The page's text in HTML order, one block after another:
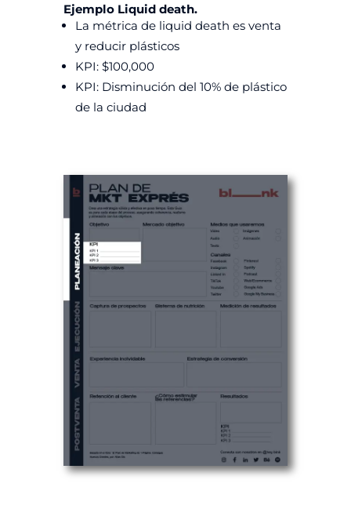
Ejemplo Liquid death.
La métrica de liquid death es venta
y reducir plásticos
KPI: $100,000
KPI: Disminución del 10% de plástico
de la ciudad